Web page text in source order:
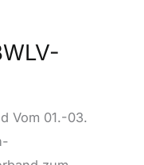
Vom 01.-03.